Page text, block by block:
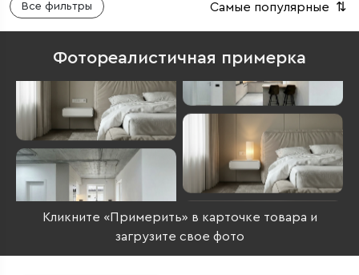
Все фильтры Самые популярные ⇅
Фотореалистичная примерка
Кликните «Примерить» в карточке товара и
загрузите свое фото